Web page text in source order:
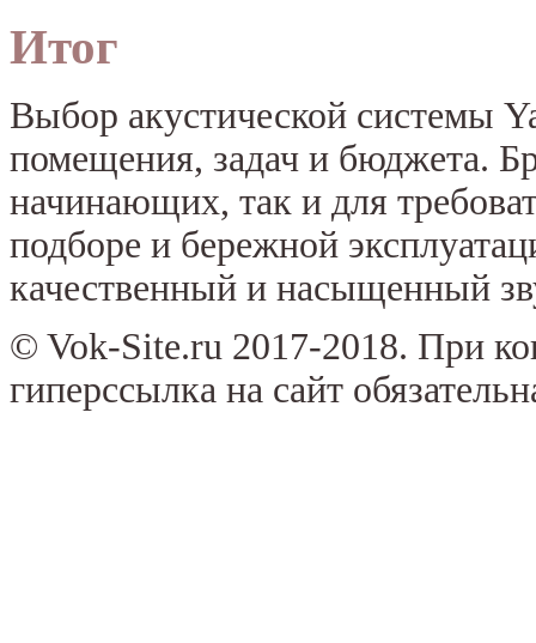
Итог
Выбор акустической системы
помещения, задач и бюджета.
начинающих, так и для
подборе и бережной
качественный и насыщенный
© Vok-Site.ru 2017-2018. При
гиперссылка на сайт